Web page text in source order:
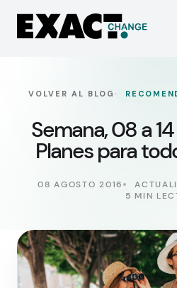
VOLVER AL BLOG ·
Semana, 08 a
Planes para
08 AGOSTO 2016
5 MIN